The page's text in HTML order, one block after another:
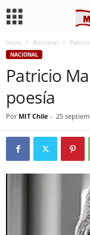
Inicio Nacional
NACIONAL
Patricio
poesía
Por MIT Chile - 25